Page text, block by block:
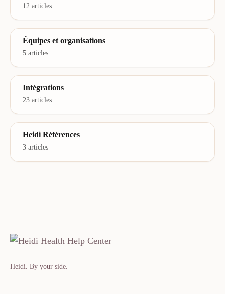
12 articles
Équipes et organisations
5 articles
Intégrations
23 articles
Heidi Références
3 articles
Heidi. By your side.​​​​‌ ‍ ​‍​‍‌‍ ‌ ​‍‌‍‍‌‌‍‌ ‌‍‍‌‌‍ ‍​‍​‍​ ‍‍​‍​‍‌ ​ ‌‍​‌‌‍ ‍‌‍‍‌‌ ‌​‌ ‍‌​‍ ‍‌‍‍‌‌‍ ​‍​‍​‍ ​​‍​‍‌‍‍​‌ ​‍‌‍‌‌